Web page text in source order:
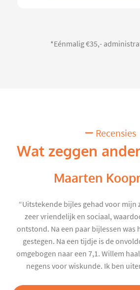
*Eénmalig €35,-
Recensies
Wat zeggen
Maarten
“Uitstekende bijles gehad voor mijn
zeer vriendelijk en sociaal,
ontstond. Na een paar bijlessen was
gestegen. Na een tijdje is de
omgebogen naar een 7,1. Willem
negens voor wiskunde. Ik ben